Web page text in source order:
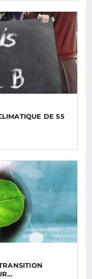
DE 55